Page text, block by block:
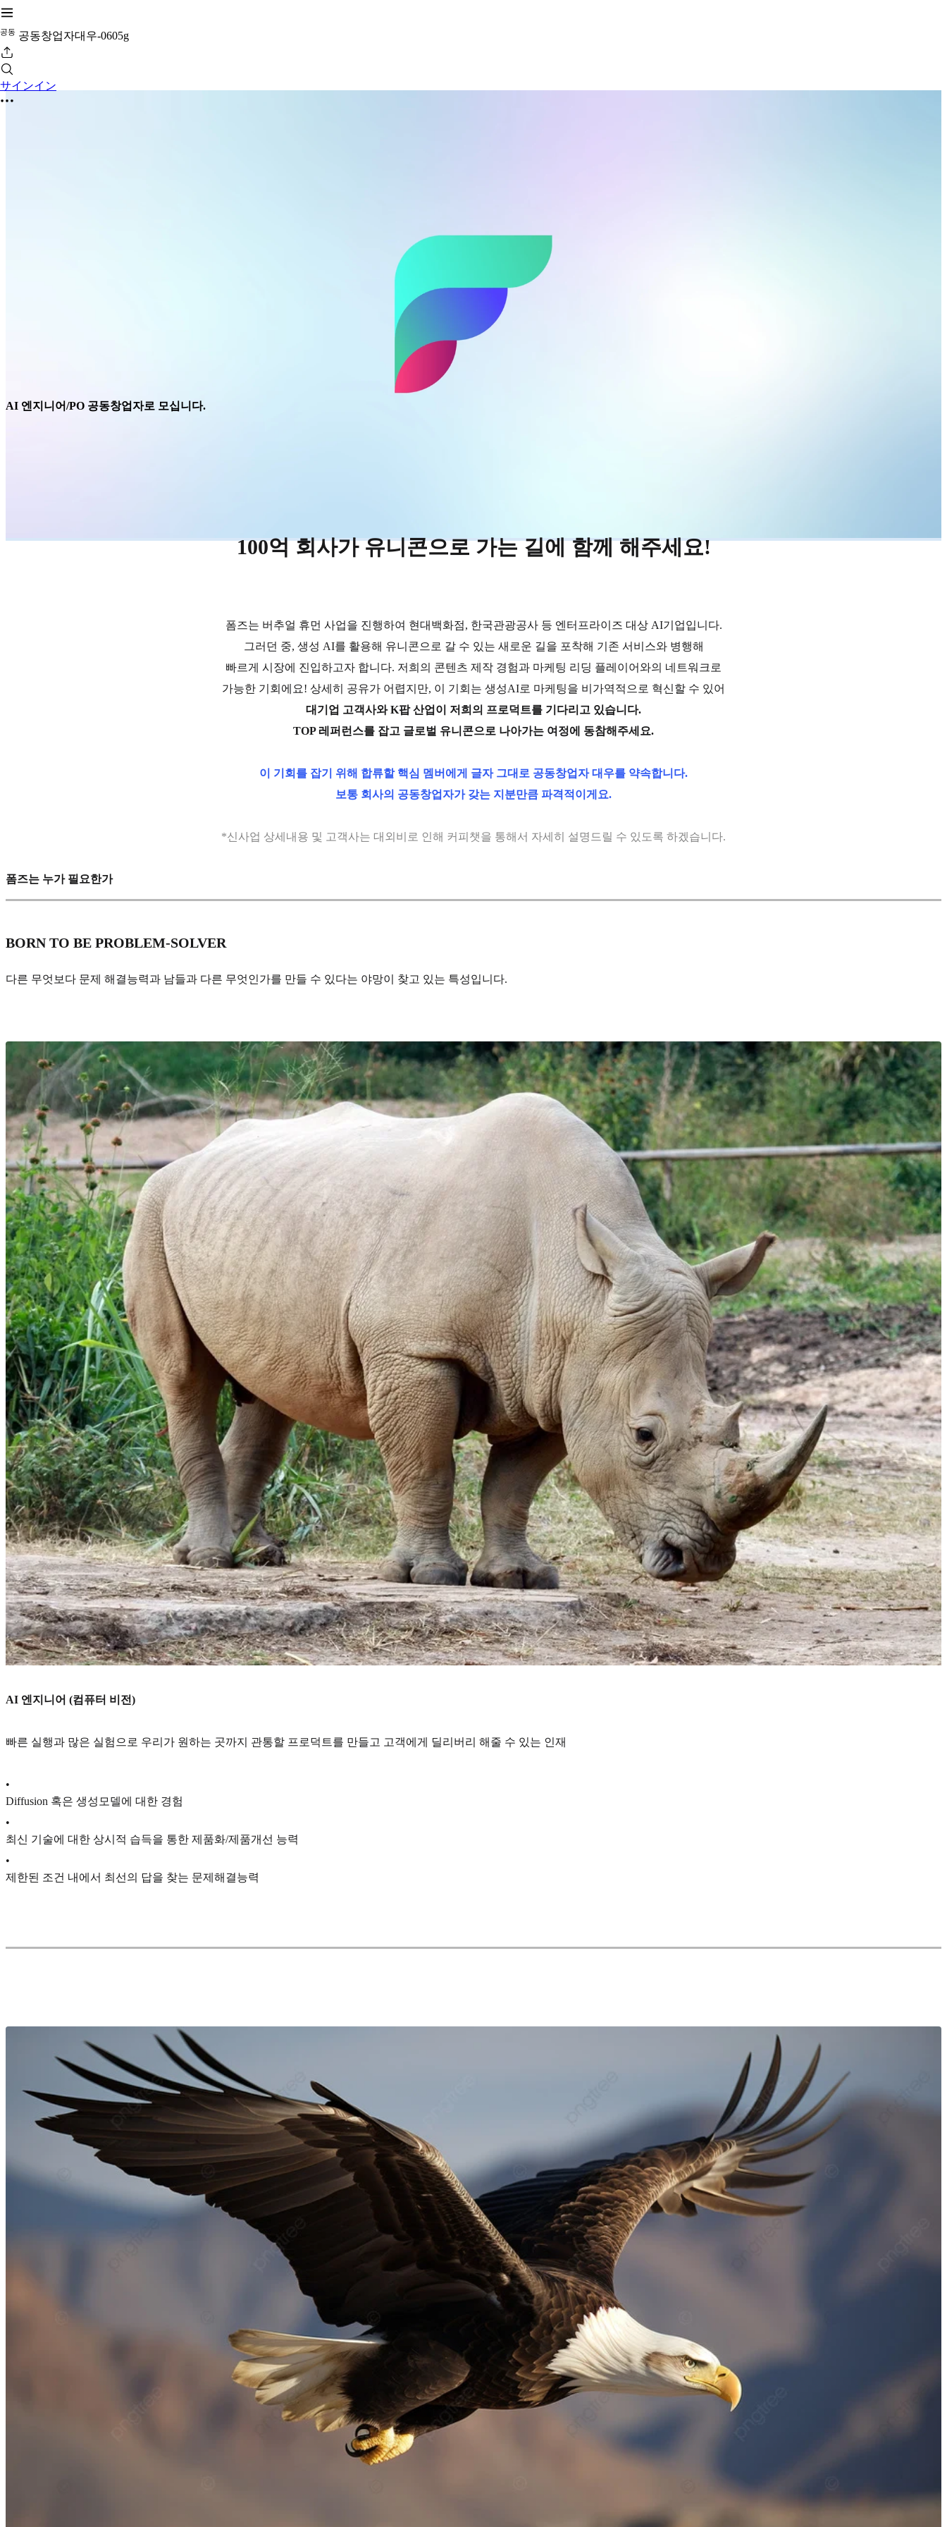
공동 공동창업자대우-0605g
サインイン
AI 엔지니어/PO 공동창업자로 모십니다.
100억 회사가 유니콘으로 가는 길에 함께 해주세요!
폼즈는 버추얼 휴먼 사업을 진행하여 현대백화점, 한국관광공사 등 엔터프라이즈 대상 AI기업입니다.
그러던 중, 생성 AI를 활용해 유니콘으로 갈 수 있는 새로운 길을 포착해 기존 서비스와 병행해
빠르게 시장에 진입하고자 합니다. 저희의 콘텐츠 제작 경험과 마케팅 리딩 플레이어와의 네트워크로
가능한 기회에요! 상세히 공유가 어렵지만, 이 기회는 생성AI로 마케팅을 비가역적으로 혁신할 수 있어
대기업 고객사와 K팝 산업이 저희의 프로덕트를 기다리고 있습니다.
TOP 레퍼런스를 잡고 글로벌 유니콘으로 나아가는 여정에 동참해주세요.
이 기회를 잡기 위해 합류할 핵심 멤버에게 글자 그대로 공동창업자 대우를 약속합니다.
보통 회사의 공동창업자가 갖는 지분만큼 파격적이게요.
*신사업 상세내용 및 고객사는 대외비로 인해 커피챗을 통해서 자세히 설명드릴 수 있도록 하겠습니다.
폼즈는 누가 필요한가
BORN TO BE PROBLEM-SOLVER
다른 무엇보다 문제 해결능력과 남들과 다른 무엇인가를 만들 수 있다는 야망이 찾고 있는 특성입니다.
AI 엔지니어 (컴퓨터 비전)
빠른 실행과 많은 실험으로 우리가 원하는 곳까지 관통할 프로덕트를 만들고 고객에게 딜리버리 해줄 수 있는 인재
•
Diffusion 혹은 생성모델에 대한 경험
•
최신 기술에 대한 상시적 습득을 통한 제품화/제품개선 능력
•
제한된 조건 내에서 최선의 답을 찾는 문제해결능력